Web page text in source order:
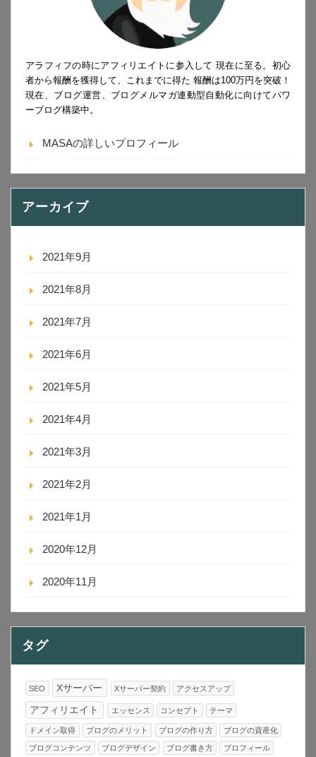
アラフィフの時にアフィリエイトに参入して 現在に至る。初心
者から報酬を獲得して、これまでに得た 報酬は100万円を突破！
現在、ブログ運営、ブログメルマガ連動型自動化に向けてパワ
ーブログ構築中。
MASAの詳しいプロフィール
アーカイブ
2021年9月
2021年8月
2021年7月
2021年6月
2021年5月
2021年4月
2021年3月
2021年2月
2021年1月
2020年12月
2020年11月
タグ
SEO Xサーバー Xサーバー契約 アクセスアップ
アフィリエイト エッセンス コンセプト テーマ
ドメイン取得 ブログのメリット ブログの作り方 ブログの資産化
ブログコンテンツ ブログデザイン ブログ書き方 プロフィール